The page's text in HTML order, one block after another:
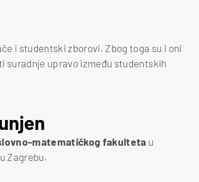
i studentski zborovi. Zbog toga su i oni
suradnje upravo između studentskih
matematičkog fakulteta u
Zagrebu.